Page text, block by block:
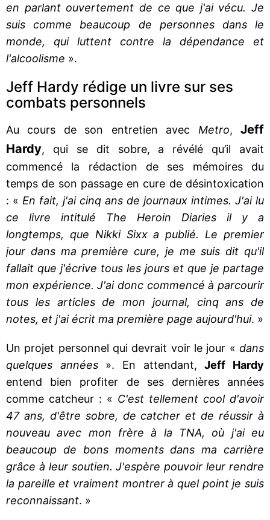
en parlant ouvertement de ce que j'ai vécu. Je
suis comme beaucoup de personnes dans le
monde, qui luttent contre la dépendance et
l'alcoolisme ».
Jeff Hardy rédige un livre sur ses
combats personnels
Au cours de son entretien avec Metro,Jeff
Hardy, qui se dit sobre, a révélé qu’il avait
commencé la rédaction de ses mémoires du
temps de son passage en cure de désintoxication
: « En fait, j'ai cinq ans de journaux intimes. J'ai lu
ce livre intitulé The Heroin Diaries il y a
longtemps, que Nikki Sixx a publié. Le premier
jour dans ma première cure, je me suis dit qu'il
fallait que j'écrive tous les jours et que je partage
mon expérience. J'ai donc commencé à parcourir
tous les articles de mon journal, cinq ans de
notes, et j'ai écrit ma première page aujourd'hui. »
Un projet personnel qui devrait voir le jour « dans
quelques années ». En attendant,Jeff Hardy
entend bien profiter de ses dernières années
comme catcheur : « C'est tellement cool d'avoir
47 ans, d'être sobre, de catcher et de réussir à
nouveau avec mon frère à la TNA, où j'ai eu
beaucoup de bons moments dans ma carrière
grâce à leur soutien. J'espère pouvoir leur rendre
la pareille et vraiment montrer à quel point je suis
reconnaissant. »